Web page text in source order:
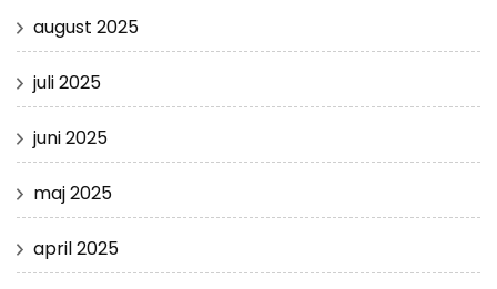
august 2025
juli 2025
juni 2025
maj 2025
april 2025